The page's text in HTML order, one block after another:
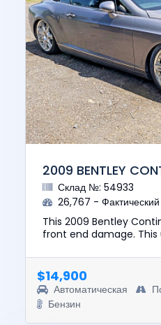
2009 BENTLEY
Склад №: 54933
26,767 - Фактический
This 2009 Bentley
front end damage.
vehicle was $57190....
$14,900
Автоматическая
Бензин